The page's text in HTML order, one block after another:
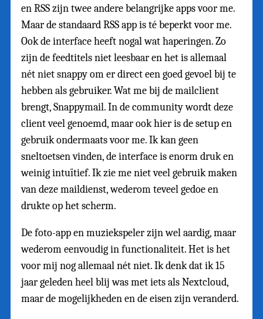
en RSS zijn twee andere belangrijke apps voor me.
Maar de standaard RSS app is té beperkt voor me.
Ook de interface heeft nogal wat haperingen. Zo
zijn de feedtitels niet leesbaar en het is allemaal
nét niet snappy om er direct een goed gevoel bij te
hebben als gebruiker. Wat me bij de mailclient
brengt, Snappymail. In de community wordt deze
client veel genoemd, maar ook hier is de setup en
gebruik ondermaats voor me. Ik kan geen
sneltoetsen vinden, de interface is enorm druk en
weinig intuïtief. Ik zie me niet veel gebruik maken
van deze maildienst, wederom teveel gedoe en
drukte op het scherm.
De foto-app en muziekspeler zijn wel aardig, maar
wederom eenvoudig in functionaliteit. Het is het
voor mij nog allemaal nét niet. Ik denk dat ik 15
jaar geleden heel blij was met iets als Nextcloud,
maar de mogelijkheden en de eisen zijn veranderd.